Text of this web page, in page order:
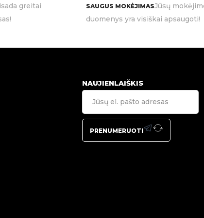
greitai
SAUGUS MOKĖJIMASJūsų
duomenys yra visiškai apsaugoti!
NAUJIENLAIŠKIS
PRENUMERUOTI